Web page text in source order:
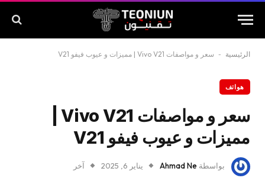
الرئيسية - سعر و مواصفات Vivo V21 | مميزات و عيوب فيفو V21
هواتف
سعر و مواصفات Vivo V21 |
مميزات و عيوب فيفو V21
بواسطة Ahmad Ne يناير 6, 2025
آخر